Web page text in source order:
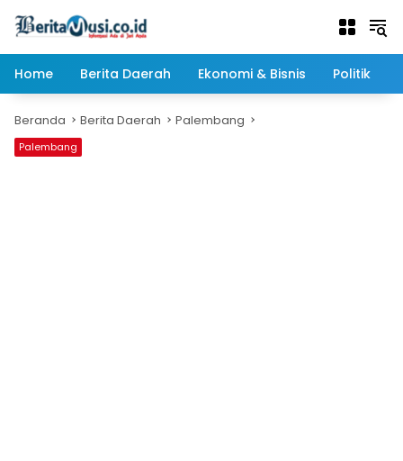
Home
Berita Daerah Ekonomi & Bisnis Politik
Beranda Berita Daerah Palembang
Palembang